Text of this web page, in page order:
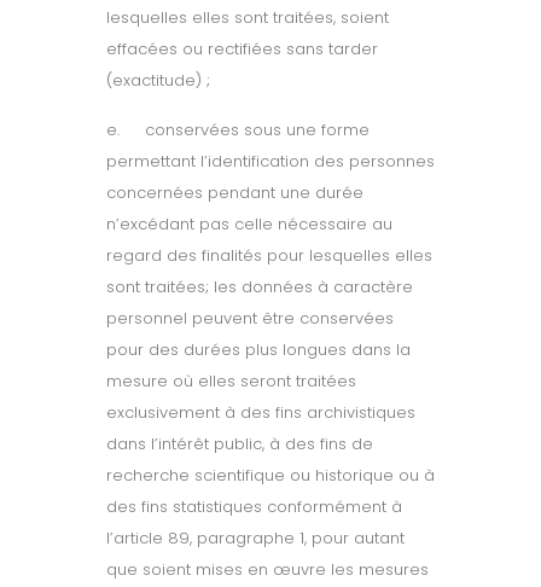
lesquelles elles sont traitées, soient
effacées ou rectifiées sans tarder
(exactitude) ;
e.
conservées sous une forme
permettant l’identification des personnes
concernées pendant une durée
n’excédant pas celle nécessaire au
regard des finalités pour lesquelles elles
sont traitées; les données à caractère
personnel peuvent être conservées
pour des durées plus longues dans la
mesure où elles seront traitées
exclusivement à des fins archivistiques
dans l’intérêt public, à des fins de
recherche scientifique ou historique ou à
des fins statistiques conformément à
l’article 89, paragraphe 1, pour autant
que soient mises en œuvre les mesures